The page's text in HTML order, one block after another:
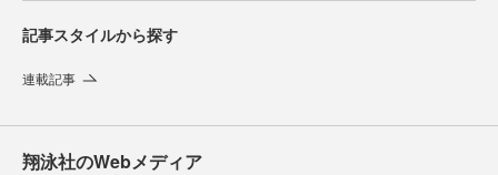
記事スタイルから探す
連載記事
翔泳社のWebメディア